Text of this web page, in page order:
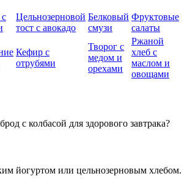
Цельнозерновой
тост с авокадо
Белковый
смузи
Фруктовые
салаты
Кефир с
отрубями
Творог с
медом и
орехами
Ржаной
хлеб с
маслом и
овощами
с колбасой для здорового завтрака?
йогуртом или цельнозерновым хлебом.